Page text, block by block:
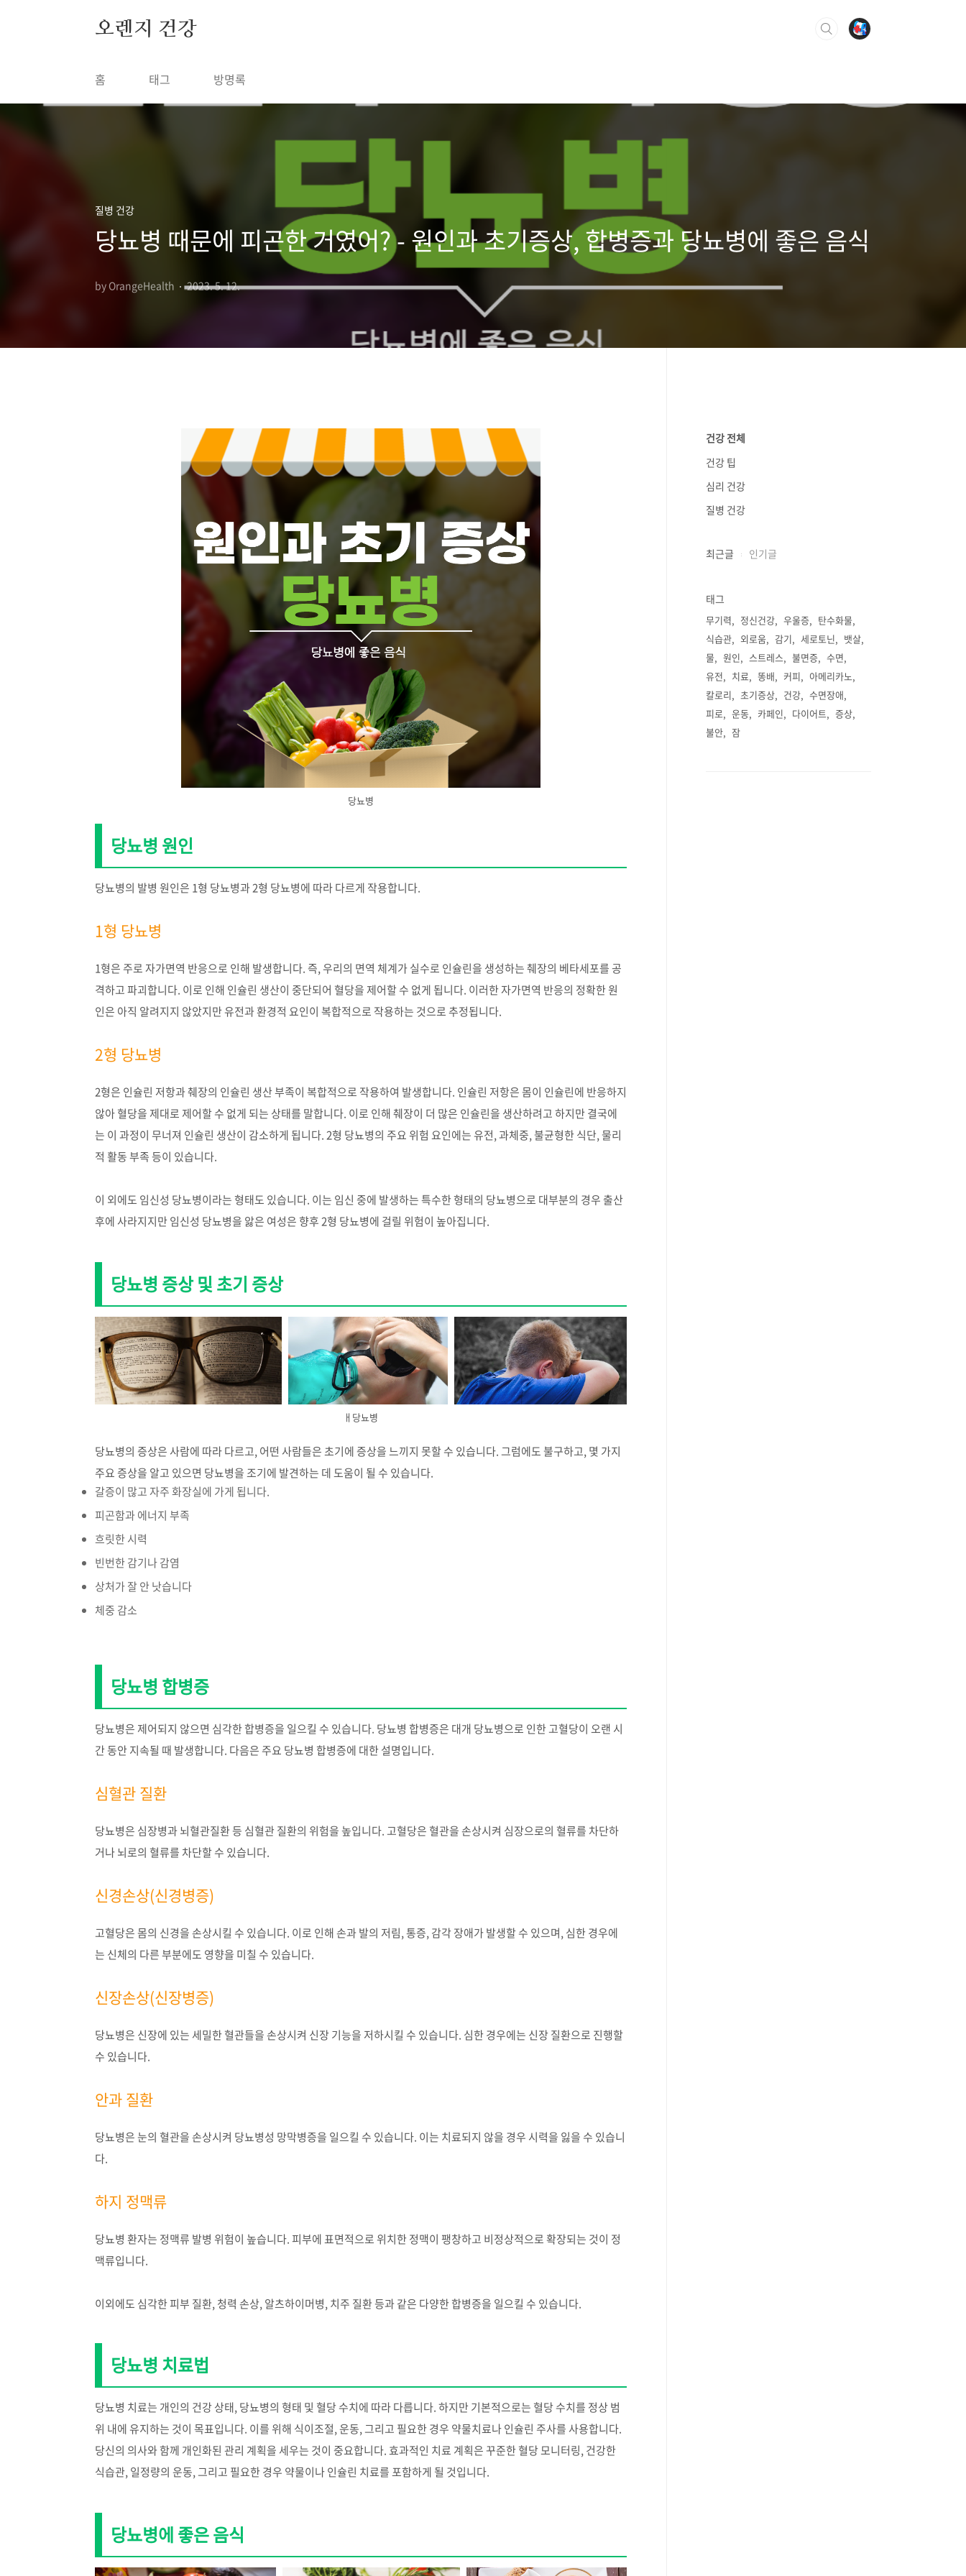
오렌지 건강
홈 태그 방명록
질병 건강
당뇨병 때문에 피곤한 거였어? - 원인과 초기증상, 합병증과 당뇨병에 좋은 음식
by OrangeHealth 2023. 5. 12.
당뇨병
당뇨병 원인
당뇨병의 발병 원인은 1형 당뇨병과 2형 당뇨병에 따라 다르게 작용합니다.
1형 당뇨병
1형은 주로 자가면역 반응으로 인해 발생합니다. 즉, 우리의 면역 체계가 실수로 인슐린을 생성하는 췌장의 베타세포를 공
격하고 파괴합니다. 이로 인해 인슐린 생산이 중단되어 혈당을 제어할 수 없게 됩니다. 이러한 자가면역 반응의 정확한 원
인은 아직 알려지지 않았지만 유전과 환경적 요인이 복합적으로 작용하는 것으로 추정됩니다.
2형 당뇨병
2형은 인슐린 저항과 췌장의 인슐린 생산 부족이 복합적으로 작용하여 발생합니다. 인슐린 저항은 몸이 인슐린에 반응하지
않아 혈당을 제대로 제어할 수 없게 되는 상태를 말합니다. 이로 인해 췌장이 더 많은 인슐린을 생산하려고 하지만 결국에
는 이 과정이 무너져 인슐린 생산이 감소하게 됩니다. 2형 당뇨병의 주요 위험 요인에는 유전, 과체중, 불균형한 식단, 물리
적 활동 부족 등이 있습니다.
이 외에도 임신성 당뇨병이라는 형태도 있습니다. 이는 임신 중에 발생하는 특수한 형태의 당뇨병으로 대부분의 경우 출산
후에 사라지지만 임신성 당뇨병을 앓은 여성은 향후 2형 당뇨병에 걸릴 위험이 높아집니다.
당뇨병 증상 및 초기 증상
ㅐ당뇨병
당뇨병의 증상은 사람에 따라 다르고, 어떤 사람들은 초기에 증상을 느끼지 못할 수 있습니다. 그럼에도 불구하고, 몇 가지
주요 증상을 알고 있으면 당뇨병을 조기에 발견하는 데 도움이 될 수 있습니다.
갈증이 많고 자주 화장실에 가게 됩니다.
피곤함과 에너지 부족
흐릿한 시력
빈번한 감기나 감염
상처가 잘 안 낫습니다
체중 감소
당뇨병 합병증
당뇨병은 제어되지 않으면 심각한 합병증을 일으킬 수 있습니다. 당뇨병 합병증은 대개 당뇨병으로 인한 고혈당이 오랜 시
간 동안 지속될 때 발생합니다. 다음은 주요 당뇨병 합병증에 대한 설명입니다.
심혈관 질환
당뇨병은 심장병과 뇌혈관질환 등 심혈관 질환의 위험을 높입니다. 고혈당은 혈관을 손상시켜 심장으로의 혈류를 차단하
거나 뇌로의 혈류를 차단할 수 있습니다.
신경손상(신경병증)
고혈당은 몸의 신경을 손상시킬 수 있습니다. 이로 인해 손과 발의 저림, 통증, 감각 장애가 발생할 수 있으며, 심한 경우에
는 신체의 다른 부분에도 영향을 미칠 수 있습니다.
신장손상(신장병증)
당뇨병은 신장에 있는 세밀한 혈관들을 손상시켜 신장 기능을 저하시킬 수 있습니다. 심한 경우에는 신장 질환으로 진행할
수 있습니다.
안과 질환
당뇨병은 눈의 혈관을 손상시켜 당뇨병성 망막병증을 일으킬 수 있습니다. 이는 치료되지 않을 경우 시력을 잃을 수 있습니
다.
하지 정맥류
당뇨병 환자는 정맥류 발병 위험이 높습니다. 피부에 표면적으로 위치한 정맥이 팽창하고 비정상적으로 확장되는 것이 정
맥류입니다.
이외에도 심각한 피부 질환, 청력 손상, 알츠하이머병, 치주 질환 등과 같은 다양한 합병증을 일으킬 수 있습니다.
당뇨병 치료법
당뇨병 치료는 개인의 건강 상태, 당뇨병의 형태 및 혈당 수치에 따라 다릅니다. 하지만 기본적으로는 혈당 수치를 정상 범
위 내에 유지하는 것이 목표입니다. 이를 위해 식이조절, 운동, 그리고 필요한 경우 약물치료나 인슐린 주사를 사용합니다.
당신의 의사와 함께 개인화된 관리 계획을 세우는 것이 중요합니다. 효과적인 치료 계획은 꾸준한 혈당 모니터링, 건강한
식습관, 일정량의 운동, 그리고 필요한 경우 약물이나 인슐린 치료를 포함하게 될 것입니다.
당뇨병에 좋은 음식
건강 전체
건강 팁
심리 건강
질병 건강
최근글 인기글
태그
무기력 정신건강 우울증
탄수화물
식습관
외로움 감기 세로토닌
뱃살
물
원인 스트레스 불면증
수면
유전
치료 똥배 커피
아메리카노
칼로리
초기증상 건강
수면장애
피로
운동 카페인 다이어트
증상
불안
잠